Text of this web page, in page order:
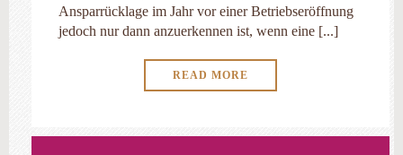
Ansparrücklage im Jahr vor einer Betriebseröffnung
jedoch nur dann anzuerkennen ist, wenn eine [...]
READ MORE